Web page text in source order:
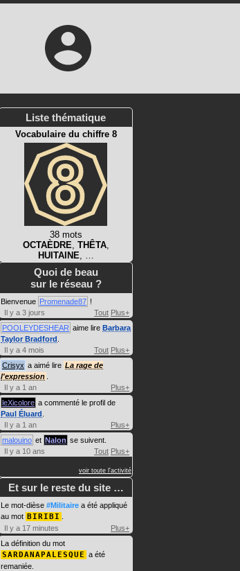
Liste thématique
Vocabulaire du chiffre 8
38 mots
OCTAÈDRE, THÊTA,
HUITAINE, …
Quoi de beau
sur le réseau ?
Bienvenue Promenade87 !
Il y a 3 jours
Tout Plus+
POOLEYDESHEAR aime lire Barbara
Taylor Bradford
Il y a 4 mois
Tout Plus+
Crisyx a aimé lire La rage de
l'expression
Il y a 1 an
Plus+
leXicolore a commenté le profil de
Paul Éluard
Il y a 1 an
Plus+
malouino et Nalon se suivent.
Il y a 10 ans
Tout Plus+
voir toute l'activité
Et sur le reste du site …
Le mot-dièse #Militaire a été appliqué
au mot BIRIBI
Il y a 17 minutes
Plus+
La définition du mot
SARDANAPALESQUE a été
remaniée.